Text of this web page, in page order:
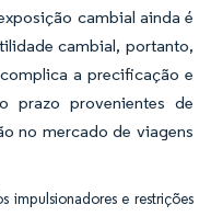
cambial ainda é
cambial, portanto,
a precificação e
prazo provenientes de
no mercado de viagens
impulsionadores e restrições